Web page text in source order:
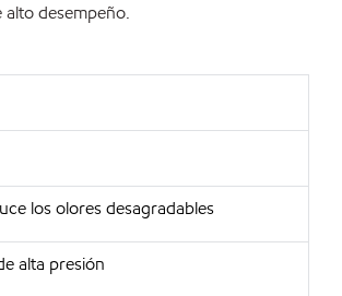
desempeño.
los olores desagradables
alta presión